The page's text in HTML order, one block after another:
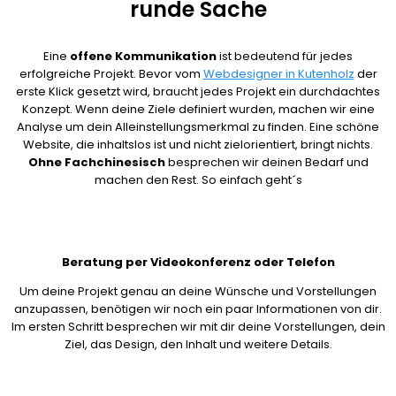
runde Sache
Eine offene Kommunikationist bedeutend für jedes
erfolgreiche Projekt. Bevor vom Webdesigner in Kutenholz der
erste Klick gesetzt wird, braucht jedes Projekt ein durchdachtes
Konzept. Wenn deine Ziele definiert wurden, machen wir eine
Analyse um dein Alleinstellungsmerkmal zu finden. Eine schöne
Website, die inhaltslos ist und nicht zielorientiert, bringt nichts.
Ohne Fachchinesischbesprechen wir deinen Bedarf und
machen den Rest. So einfach geht´s
Beratung per Videokonferenz oder Telefon
Um deine Projekt genau an deine Wünsche und Vorstellungen
anzupassen, benötigen wir noch ein paar Informationen von dir.
Im ersten Schritt besprechen wir mit dir deine Vorstellungen, dein
Ziel, das Design, den Inhalt und weitere Details.